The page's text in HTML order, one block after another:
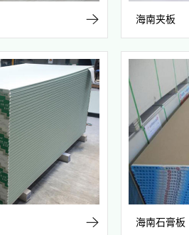
海南夹板
海南石膏板